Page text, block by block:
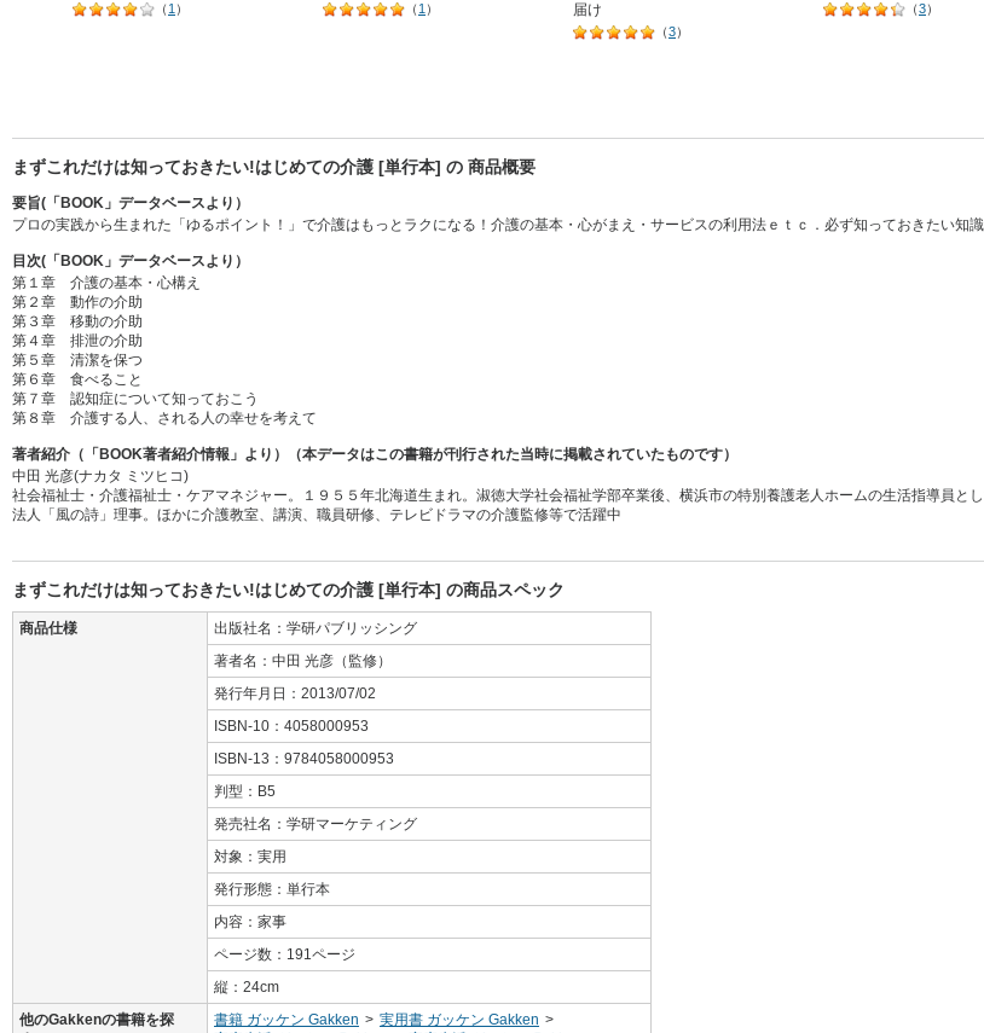
（ 1 ） （ 1 ）
届け
（3）
（3）
まずこれだけは知っておきたい!はじめての介護 [単行本] の 商品概要
要旨(「BOOK」データベースより）
プロの実践から生まれた「ゆるポイント！」で介護はもっとラクになる！介護の基本・心がまえ・サービスの利用法ｅｔｃ．必ず知っておきたい知
目次(「BOOK」データベースより）
第１章 介護の基本・心構え
第２章 動作の介助
第３章 移動の介助
第４章 排泄の介助
第５章 清潔を保つ
第６章 食べること
第７章 認知症について知っておこう
第８章 介護する人、される人の幸せを考えて
著者紹介（「BOOK著者紹介情報」より）（本データはこの書籍が刊行された当時に掲載されていたものです）
中田 光彦(ナカタ ミツヒコ)
社会福祉士・介護福祉士・ケアマネジャー。１９５５年北海道生まれ。淑徳大学社会福祉学部卒業後、横浜市の特別養護老人ホームの生活指導員
法人「風の詩」理事。ほかに介護教室、講演、職員研修、テレビドラマの介護監修等で活躍中
まずこれだけは知っておきたい!はじめての介護 [単行本] の商品スペック
商品仕様
出版社名：学研パブリッシング
著者名：中田 光彦（監修）
発行年月日：2013/07/02
ISBN-10：4058000953
ISBN-13：9784058000953
判型：B5
発売社名：学研マーケティング
対象：実用
発行形態：単行本
内容：家事
ページ数：191ページ
縦：24cm
他のGakkenの書籍を探
書籍 ガッケン Gakken > 実用書 ガッケン Gakken >